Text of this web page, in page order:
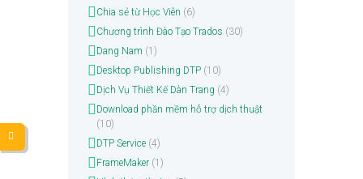
Chia sẻ từ Học Viên (6)
Chương trình Đào Tạo Trados (30)
Dang Nam (1)
Desktop Publishing DTP(10)
Dịch Vụ Thiết Kế Dàn Trang (4)
Download phần mềm hỗ trợ dịch thuật
(10)
DTP Service(4)
FrameMaker(1)